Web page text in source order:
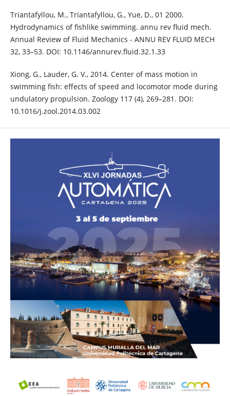
Triantafyllou, M., Triantafyllou, G., Yue, D., 01 2000.
Hydrodynamics of fishlike swimming. annu rev fluid mech.
Annual Review of Fluid Mechanics - ANNU REV FLUID MECH
32, 33–53. DOI: 10.1146/annurev.fluid.32.1.33
Xiong, G., Lauder, G. V., 2014. Center of mass motion in
swimming fish: effects of speed and locomotor mode during
undulatory propulsion. Zoology 117 (4), 269–281. DOI:
10.1016/j.zool.2014.03.002